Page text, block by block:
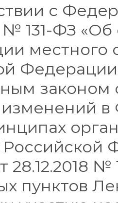
с
№ 131-ФЗ
местного
законом
28.12.2018 №
пунктов